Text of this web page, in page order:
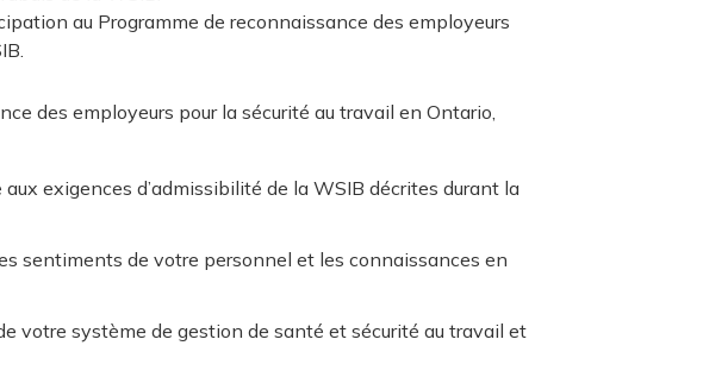
au Programme de reconnaissance des employeurs
des employeurs pour la sécurité au travail en Ontario,
exigences d’admissibilité de la WSIB décrites durant la
sentiments de votre personnel et les connaissances en
votre système de gestion de santé et sécurité au travail et